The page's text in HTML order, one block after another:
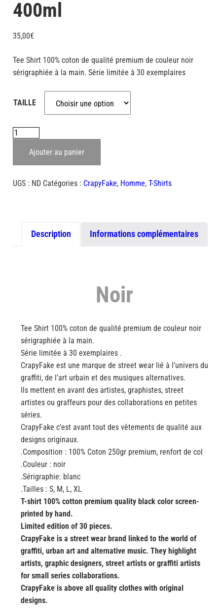
400ml
35,00€
Tee Shirt 100% coton de qualité premium de couleur noir
sérigraphiée à la main. Série limitée à 30 exemplaires
TAILLE
quantité
400ml
Ajouter au panier
UGS : ND Catégories : CrapyFake, Homme, T-Shirts
Description Informations complémentaires
Noir
Tee Shirt 100% coton de qualité premium de couleur noir
sérigraphiée à la main.
Série limitée à 30 exemplaires .
CrapyFake est une marque de street wear lié à l’univers du
graffiti, de l’art urbain et des musiques alternatives.
Ils mettent en avant des artistes, graphistes, street
artistes ou graffeurs pour des collaborations en petites
séries.
CrapyFake c’est avant tout des vêtements de qualité aux
designs originaux.
.Composition : 100% Coton 250gr premium, renfort de col
.Couleur : noir
.Sérigraphie: blanc
.Tailles : S, M, L, XL
T-shirt 100% cotton premium quality black color screen-
printed by hand.
Limited edition of 30 pieces.
CrapyFake is a street wear brand linked to the world of
graffiti, urban art and alternative music. They highlight
artists, graphic designers, street artists or graffiti artists
for small series collaborations.
CrapyFake is above all quality clothes with original
designs.